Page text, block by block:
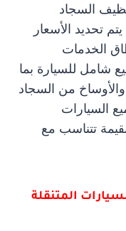
السجاد
تحديد الأسعار
الخدمات
شامل للسيارة بما
من السجاد
السيارات
تتناسب مع
المتنقلة